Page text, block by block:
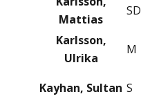
Mattias
SD
Karlsson,
Ulrika
M
Kayhan, Sultan S